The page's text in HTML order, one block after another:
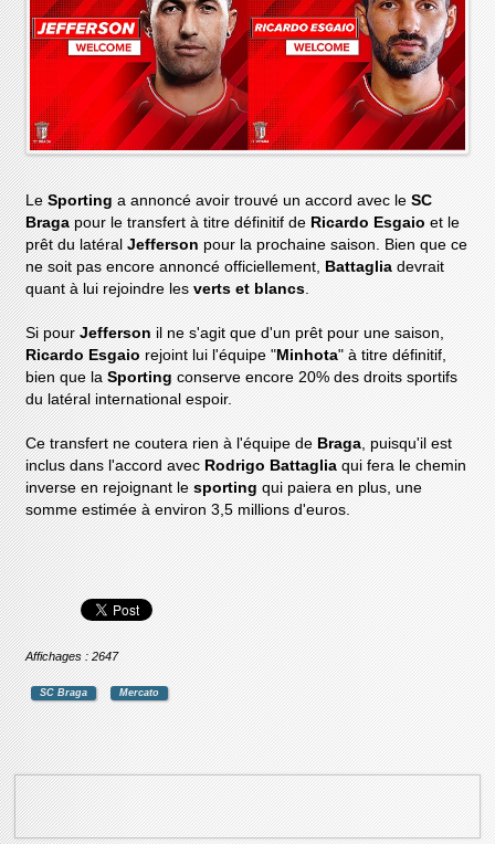
LeSportinga annoncé avoir trouvé un accord avec leSC
Bragapour le transfert à titre définitif de Ricardo Esgaio et le
prêt du latéralJeffersonpour la prochaine saison. Bien que ce
ne soit pas encore annoncé officiellement, Battagliadevrait
quant à lui rejoindre lesverts et blancs.
Si pourJeffersonil ne s'agit que d'un prêt pour une saison,
Ricardo Esgaio rejoint lui l'équipe "Minhota" à titre définitif,
bien que laSportingconserve encore 20% des droits sportifs
du latéral international espoir.
Ce transfert ne coutera rien à l'équipe de Braga, puisqu'il est
inclus dans l'accord avec Rodrigo Battaglia qui fera le chemin
inverse en rejoignant lesportingqui paiera en plus, une
somme estimée à environ 3,5 millions d'euros.
Affichages : 2647
SC Braga Mercato